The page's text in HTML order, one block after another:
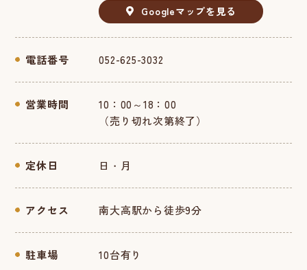
Googleマップを見る
電話番号 052-625-3032
営業時間
10：00～18：00
（売り切れ次第終了）
定休日 日・月
アクセス 南大高駅から徒歩9分
駐車場 10台有り